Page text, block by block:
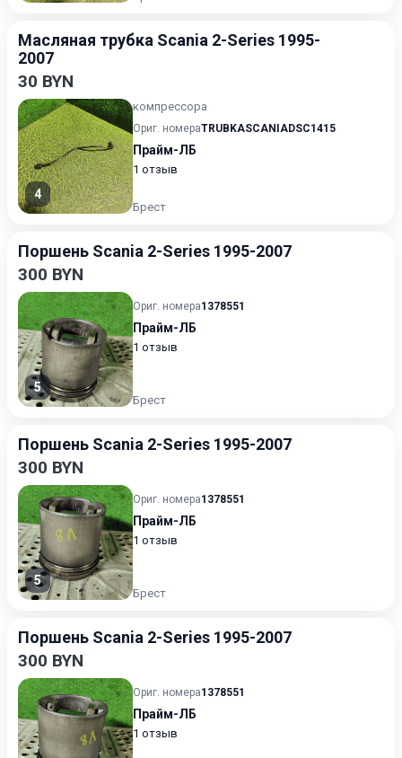
Масляная трубка Scania 2-Series 1995-
2007
30 BYN
4
компрессора
Ориг. номераTRUBKASCANIADSC1415
Прайм-ЛБ
1 отзыв
Брест
Поршень Scania 2-Series 1995-2007
300 BYN
5
Ориг. номера1378551
Прайм-ЛБ
1 отзыв
Брест
Поршень Scania 2-Series 1995-2007
300 BYN
5
Ориг. номера1378551
Прайм-ЛБ
1 отзыв
Брест
Поршень Scania 2-Series 1995-2007
300 BYN
Ориг. номера1378551
Прайм-ЛБ
1 отзыв